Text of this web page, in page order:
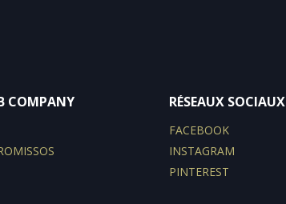
COMPANY RÉSEAUX SOCIAUX
FACEBOOK
INSTAGRAM
PINTEREST